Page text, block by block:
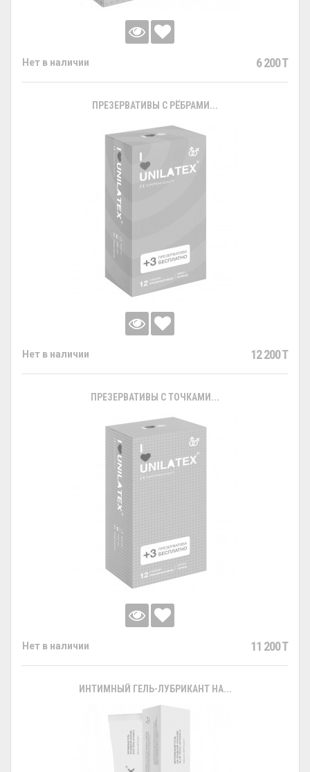
Нет в наличии 6 200 T
ПРЕЗЕРВАТИВЫ С РЁБРАМИ...
Нет в наличии 12 200 T
ПРЕЗЕРВАТИВЫ С ТОЧКАМИ...
Нет в наличии 11 200 T
ИНТИМНЫЙ ГЕЛЬ-ЛУБРИКАНТ НА...